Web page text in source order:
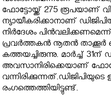
ഫോട്ടോയ്ക്ക് 275 രൂപയാണ്
ന്യായീകരിക്കാനാണ്
നിര്‍ദേശം
പ്രവര്‍ത്തകന്‍ നൂതന്‍ താക്കൂര്‍
കത്തയച്ചിരുന്നു. മാര്‍ച്ച് 31ന്
അവസാനിരിക്കെയാണ്
രംഗത്തെത്തിയിട്ടുണ്ട്.